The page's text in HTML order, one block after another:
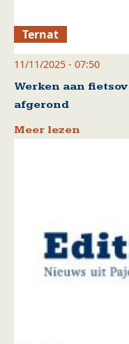
Ternat
11/11/2025 - 07:50
Werken aan
afgerond
Meer lezen